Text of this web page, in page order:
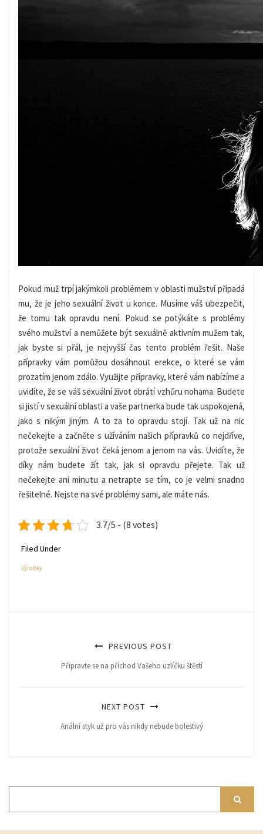
Pokud muž trpí jakýmkoli problémem v oblasti mužství připadá
mu, že je jeho sexuální život u konce. Musíme váš ubezpečit,
že tomu tak opravdu není. Pokud se potýkáte s problémy
svého mužství a nemůžete být sexuálně aktivním mužem tak,
jak byste si přál, je nejvyšší čas tento problém řešit. Naše
přípravky vám pomůžou dosáhnout erekce, o které se vám
prozatím jenom zdálo. Využijte přípravky, které vám nabízíme a
uvidíte, že se váš sexuální život obrátí vzhůru nohama. Budete
si jistí v sexuální oblasti a vaše partnerka bude tak uspokojená,
jako s nikým jiným. A to za to opravdu stojí. Tak už na nic
nečekejte a začněte s užíváním našich přípravků co nejdříve,
protože sexuální život čeká jenom a jenom na vás. Uvidíte, že
díky nám budete žít tak, jak si opravdu přejete. Tak už
nečekejte ani minutu a netrapte se tím, co je velmi snadno
řešitelné. Nejste na své problémy sami, ale máte nás.
3.7/5 - (8 votes)
Filed Under
Výrobky
PREVIOUS POST
Připravte se na příchod Vašeho uzlíčku štěstí
NEXT POST
Anální styk už pro vás nikdy nebude bolestivý